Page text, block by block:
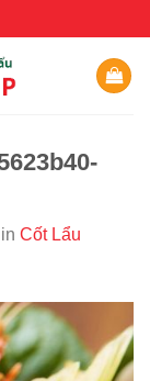
in Cốt Lẩu